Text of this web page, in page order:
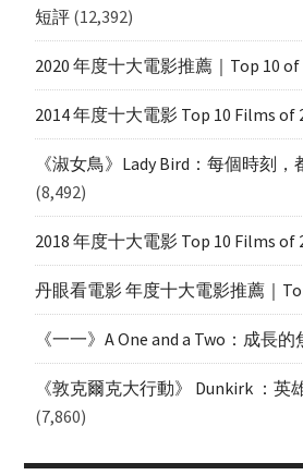
短評 (12,392)
2020 年度十大電影推薦｜Top 10 of
2014 年度十大電影 Top 10 Films of
《淑女鳥》Lady Bird：每個時刻
(8,492)
2018 年度十大電影 Top 10 Films of
丹眼看電影 年度十大電影推薦｜
《一一》A One and a Two：成長
《敦克爾克大行動》 Dunkirk ：英
(7,860)